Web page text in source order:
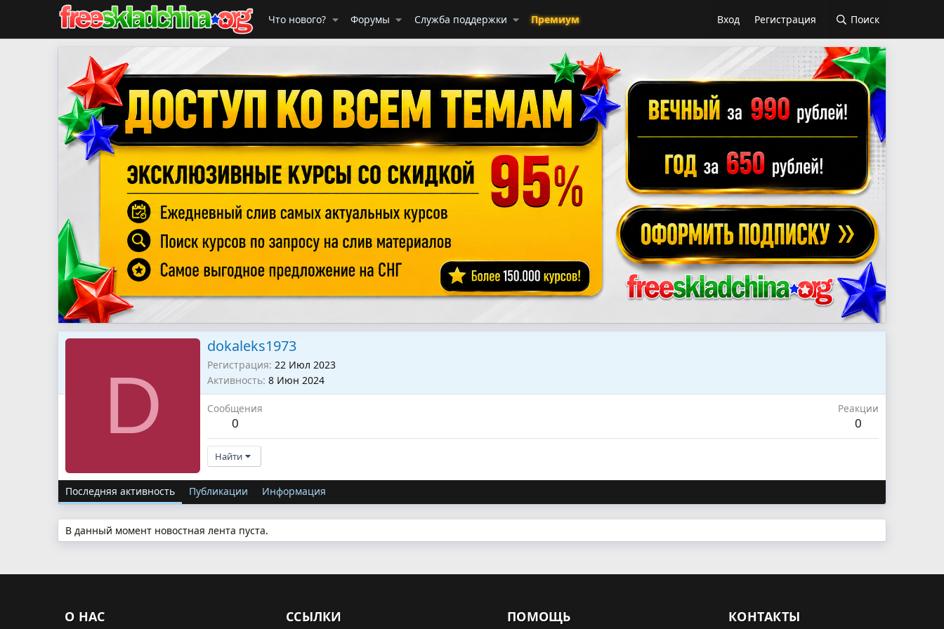
Что нового? Форумы Служба поддержки Премиум Вход Регистрация Поиск
D
dokaleks1973
Регистрация 22 Июл 2023
Активность 8 Июн 2024
Сообщения
0
Реакции
0
Найти
Последняя активность Публикации Информация
В данный момент новостная лента пуста.
О НАС ССЫЛКИ ПОМОЩЬ КОНТАКТЫ